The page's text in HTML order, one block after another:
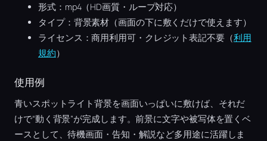
形式：mp4（HD画質・ループ対応）
タイプ：背景素材（画面の下に敷くだけで使えます）
ライセンス：商用利用可・クレジット表記不要（利用
規約）
使用例
青いスポットライト背景を画面いっぱいに敷けば、それだ
けで“動く背景”が完成します。前景に文字や被写体を置くベ
ースとして、待機画面・告知・解説など多用途に活躍しま